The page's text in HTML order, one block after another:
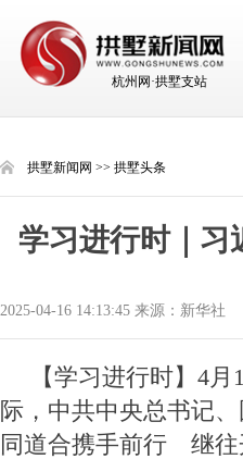
杭州网·拱墅支站
拱墅新闻网 >> 拱墅头条
学习进行时｜习
2025-04-16 14:13:45 来源：新华社
【学习进行时】4
际，中共中央总书记
同道合携手前行 继往